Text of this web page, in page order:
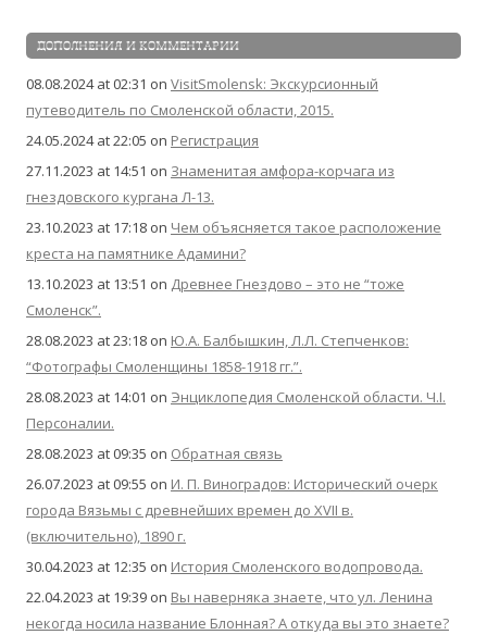
ДОПОЛНЕНИЯ И КОММЕНТАРИИ
08.08.2024 at 02:31 on VisitSmolensk: Экскурсионный
путеводитель по Смоленской области, 2015.
24.05.2024 at 22:05 on Регистрация
27.11.2023 at 14:51 on Знаменитая амфора-корчага из
гнездовского кургана Л-13.
23.10.2023 at 17:18 on Чем объясняется такое расположение
креста на памятнике Адамини?
13.10.2023 at 13:51 on Древнее Гнездово – это не “тоже
Смоленск”.
28.08.2023 at 23:18 on Ю.А. Балбышкин, Л.Л. Степченков:
“Фотографы Смоленщины 1858-1918 гг.”.
28.08.2023 at 14:01 on Энциклопедия Смоленской области. Ч.I.
Персоналии.
28.08.2023 at 09:35 on Обратная связь
26.07.2023 at 09:55 on И. П. Виноградов: Исторический очерк
города Вязьмы с древнейших времен до XVII в.
(включительно), 1890 г.
30.04.2023 at 12:35 on История Смоленского водопровода.
22.04.2023 at 19:39 on Вы наверняка знаете, что ул. Ленина
некогда носила название Блонная? А откуда вы это знаете?